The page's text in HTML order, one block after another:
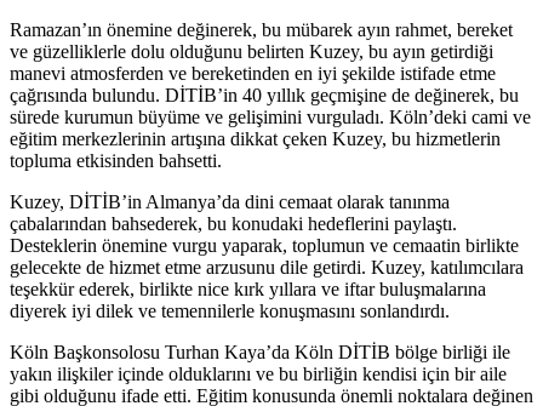
Ramazan’ın önemine değinerek, bu mübarek ayın rahmet, bereket
ve güzelliklerle dolu olduğunu belirten Kuzey, bu ayın getirdiği
manevi atmosferden ve bereketinden en iyi şekilde istifade etme
çağrısında bulundu. DİTİB’in 40 yıllık geçmişine de değinerek, bu
sürede kurumun büyüme ve gelişimini vurguladı. Köln’deki cami ve
eğitim merkezlerinin artışına dikkat çeken Kuzey, bu hizmetlerin
topluma etkisinden bahsetti.
Kuzey, DİTİB’in Almanya’da dini cemaat olarak tanınma
çabalarından bahsederek, bu konudaki hedeflerini paylaştı.
Desteklerin önemine vurgu yaparak, toplumun ve cemaatin birlikte
gelecekte de hizmet etme arzusunu dile getirdi. Kuzey, katılımcılara
teşekkür ederek, birlikte nice kırk yıllara ve iftar buluşmalarına
diyerek iyi dilek ve temennilerle konuşmasını sonlandırdı.
Köln Başkonsolosu Turhan Kaya’da Köln DİTİB bölge birliği ile
yakın ilişkiler içinde olduklarını ve bu birliğin kendisi için bir aile
gibi olduğunu ifade etti. Eğitim konusunda önemli noktalara değinen